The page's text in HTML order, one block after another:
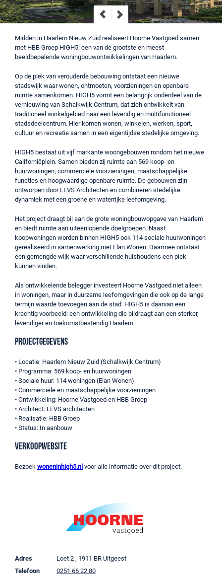
Midden in Haarlem Nieuw Zuid realiseert Hoorne Vastgoed samen
met HBB Groep HIGH5: een van de grootste en meest
beeldbepalende woningbouwontwikkelingen van Haarlem.
Op de plek van verouderde bebouwing ontstaat een nieuwe
stadswijk waar wonen, ontmoeten, voorzieningen en openbare
ruimte samenkomen. HIGH5 vormt een belangrijk onderdeel van de
vernieuwing van Schalkwijk Centrum, dat zich ontwikkelt van
traditioneel winkelgebied naar een levendig en multifunctioneel
stadsdeelcentrum. Hier komen wonen, winkelen, werken, sport,
cultuur en recreatie samen in een eigentijdse stedelijke omgeving.
HIGH5 bestaat uit vijf markante woongebouwen rondom het nieuwe
Californiëplein. Samen bieden zij ruimte aan 569 koop- en
huurwoningen, commerciële voorzieningen, maatschappelijke
functies en hoogwaardige openbare ruimte. De gebouwen zijn
ontworpen door LEVS Architecten en combineren stedelijke
dynamiek met een groene en waterrijke leefomgeving.
Het project draagt bij aan de grote woningbouwopgave van Haarlem
en biedt ruimte aan uiteenlopende doelgroepen. Naast
koopwoningen worden binnen HIGH5 ook 114 sociale huurwoningen
gerealiseerd in samenwerking met Elan Wonen. Daarmee ontstaat
een gemengde wijk waar verschillende huishoudens een plek
kunnen vinden.
Als ontwikkelende belegger investeert Hoorne Vastgoed niet alleen
in woningen, maar in duurzame leefomgevingen die ook op de lange
termijn waarde toevoegen aan de stad. HIGH5 is daarvan een
krachtig voorbeeld: een ontwikkeling die bijdraagt aan een sterker,
levendiger en toekomstbestendig Haarlem.
Projectgegevens
• Locatie: Haarlem Nieuw Zuid (Schalkwijk Centrum)
• Programma: 569 koop- en huurwoningen
• Sociale huur: 114 woningen (Elan Wonen)
• Commerciële en maatschappelijke voorzieningen
• Ontwikkeling: Hoorne Vastgoed en HBB Groep
• Architect: LEVS architecten
• Realisatie: HBB Groep
• Status: In aanbouw
Verkoopwebsite
Bezoek woneninhigh5.nl voor alle informatie over dit project.
Adres
Loet 2 , 1911 BR Uitgeest
Telefoon
0251 66 22 80